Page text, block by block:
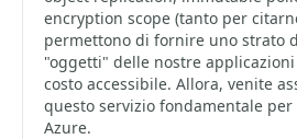
encryption scope (tanto per
permettono di fornire uno strato
"oggetti" delle nostre
costo accessibile. Allora, venite
questo servizio fondamentale
Azure.